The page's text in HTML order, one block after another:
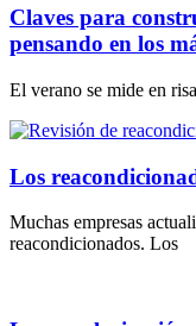
Claves para
pensando en los
El verano se mide en
Los
Muchas empresas
reacondicionados. Los